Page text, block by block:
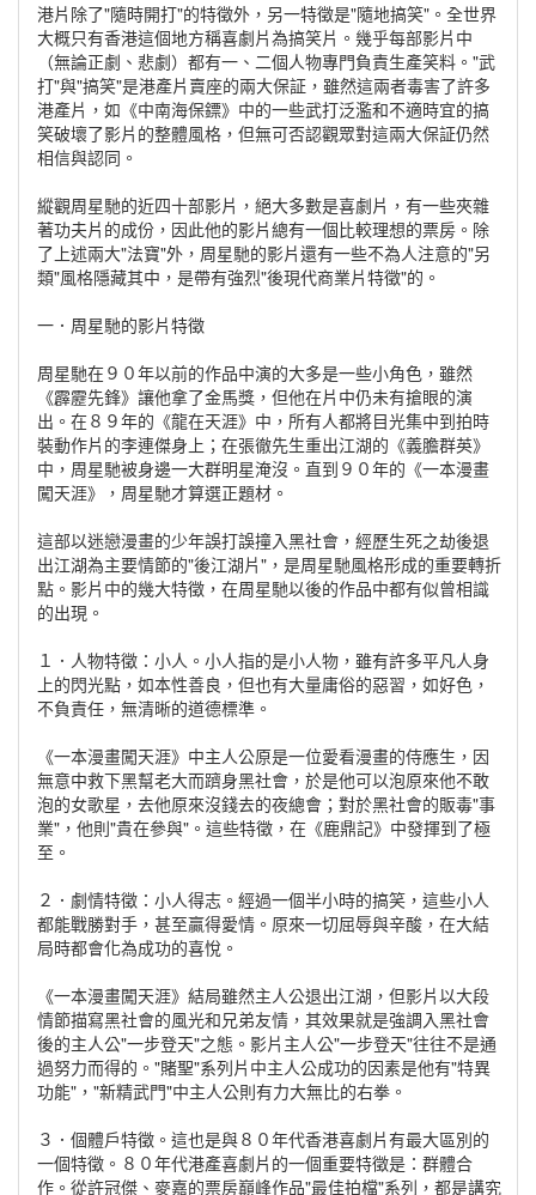
港片除了"隨時開打"的特徵外，另一特徵是"隨地搞笑"。全世界
大概只有香港這個地方稱喜劇片為搞笑片。幾乎每部影片中
（無論正劇、悲劇）都有一、二個人物專門負責生產笑料。"武
打"與"搞笑"是港產片賣座的兩大保証，雖然這兩者毒害了許多
港產片，如《中南海保鏢》中的一些武打泛濫和不適時宜的搞
笑破壞了影片的整體風格，但無可否認觀眾對這兩大保証仍然
相信與認同。
縱觀周星馳的近四十部影片，絕大多數是喜劇片，有一些夾雜
著功夫片的成份，因此他的影片總有一個比較理想的票房。除
了上述兩大"法寶"外，周星馳的影片還有一些不為人注意的"另
類"風格隱藏其中，是帶有強烈"後現代商業片特徵"的。
一．周星馳的影片特徵
周星馳在９０年以前的作品中演的大多是一些小角色，雖然
《霹靂先鋒》讓他拿了金馬獎，但他在片中仍未有搶眼的演
出。在８９年的《龍在天涯》中，所有人都將目光集中到拍時
裝動作片的李連傑身上；在張徹先生重出江湖的《義膽群英》
中，周星馳被身邊一大群明星淹沒。直到９０年的《一本漫畫
闖天涯》，周星馳才算選正題材。
這部以迷戀漫畫的少年誤打誤撞入黑社會，經歷生死之劫後退
出江湖為主要情節的"後江湖片"，是周星馳風格形成的重要轉折
點。影片中的幾大特徵，在周星馳以後的作品中都有似曾相識
的出現。
１．人物特徵：小人。小人指的是小人物，雖有許多平凡人身
上的閃光點，如本性善良，但也有大量庸俗的惡習，如好色，
不負責任，無清晰的道德標準。
《一本漫畫闖天涯》中主人公原是一位愛看漫畫的侍應生，因
無意中救下黑幫老大而躋身黑社會，於是他可以泡原來他不敢
泡的女歌星，去他原來沒錢去的夜總會；對於黑社會的販毒"事
業"，他則"貴在參與"。這些特徵，在《鹿鼎記》中發揮到了極
至。
２．劇情特徵：小人得志。經過一個半小時的搞笑，這些小人
都能戰勝對手，甚至贏得愛情。原來一切屈辱與辛酸，在大結
局時都會化為成功的喜悅。
《一本漫畫闖天涯》結局雖然主人公退出江湖，但影片以大段
情節描寫黑社會的風光和兄弟友情，其效果就是強調入黑社會
後的主人公"一步登天"之態。影片主人公"一步登天"往往不是通
過努力而得的。"賭聖"系列片中主人公成功的因素是他有"特異
功能"，"新精武門"中主人公則有力大無比的右拳。
３．個體戶特徵。這也是與８０年代香港喜劇片有最大區別的
一個特徵。８０年代港產喜劇片的一個重要特徵是：群體合
作。從許冠傑、麥嘉的票房巔峰作品"最佳拍檔"系列，都是講究